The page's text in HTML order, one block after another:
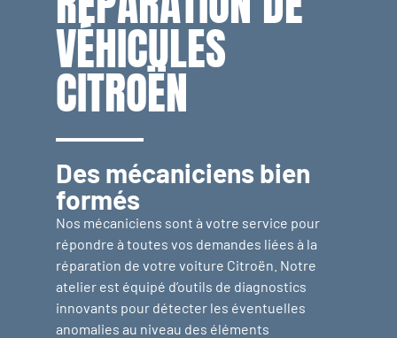
VÉHICULES
CITROËN
Des mécaniciens bien
formés
Nos mécaniciens sont à votre service pour
répondre à toutes vos demandes liées à la
réparation de votre voiture Citroën. Notre
atelier est équipé d’outils de diagnostics
innovants pour détecter les éventuelles
anomalies au niveau des éléments